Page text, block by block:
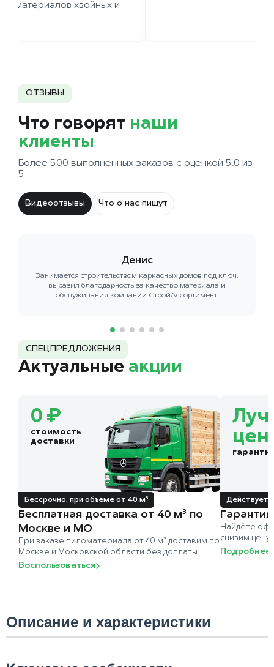
хвойных и
ОТЗЫВЫ
Что говорят наши
клиенты
Более 500 выполненных заказов с оценкой 5.0 из
5
Видеоотзывы Что о нас пишут
Денис
Занимается строительством каркасных домов под ключ,
выразил благодарность за качество материала и
обслуживания компании СтройАссортимент.
СПЕЦПРЕДЛОЖЕНИЯ
Актуальные акции
0 ₽
стоимость
доставки
Бессрочно, при объёме от 40 м³
Бесплатная доставка от 40 м³ по
Москве и МО
При заказе пиломатериала от 40 м³ доставим по
Москве и Московской области без доплаты
Воспользоваться
Действует
Найдёте
снизим
Подробнее
Описание и характеристики